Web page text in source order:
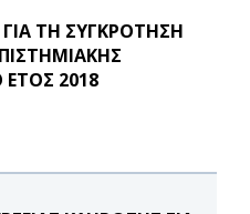
ΤΗ ΣΥΓΚΡΟΤΗΣΗ
2018